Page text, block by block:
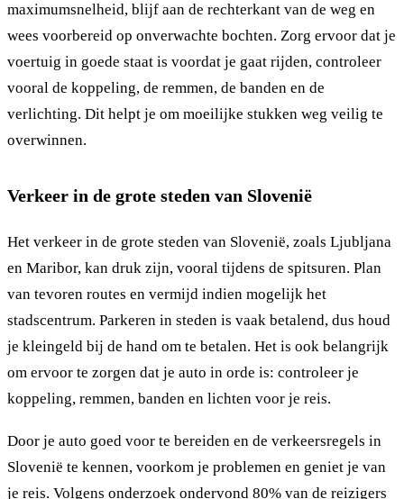
maximumsnelheid, blijf aan de rechterkant van de weg en
wees voorbereid op onverwachte bochten. Zorg ervoor dat je
voertuig in goede staat is voordat je gaat rijden, controleer
vooral de koppeling, de remmen, de banden en de
verlichting. Dit helpt je om moeilijke stukken weg veilig te
overwinnen.
Verkeer in de grote steden van Slovenië
Het verkeer in de grote steden van Slovenië, zoals Ljubljana
en Maribor, kan druk zijn, vooral tijdens de spitsuren. Plan
van tevoren routes en vermijd indien mogelijk het
stadscentrum. Parkeren in steden is vaak betalend, dus houd
je kleingeld bij de hand om te betalen. Het is ook belangrijk
om ervoor te zorgen dat je auto in orde is: controleer je
koppeling, remmen, banden en lichten voor je reis.
Door je auto goed voor te bereiden en de verkeersregels in
Slovenië te kennen, voorkom je problemen en geniet je van
je reis. Volgens onderzoek ondervond 80% van de reizigers